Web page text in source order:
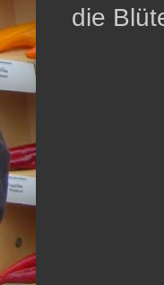
die